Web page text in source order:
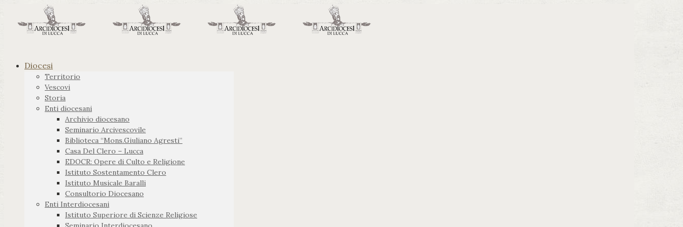
Diocesi
Territorio
Vescovi
Storia
Enti diocesani
Archivio diocesano
Seminario Arcivescovile
Biblioteca “Mons.Giuliano Agresti”
Casa Del Clero – Lucca
EDOCR: Opere di Culto e Religione
Istituto Sostentamento Clero
Istituto Musicale Baralli
Consultorio Diocesano
Enti Interdiocesani
Istituto Superiore di Scienze Religiose